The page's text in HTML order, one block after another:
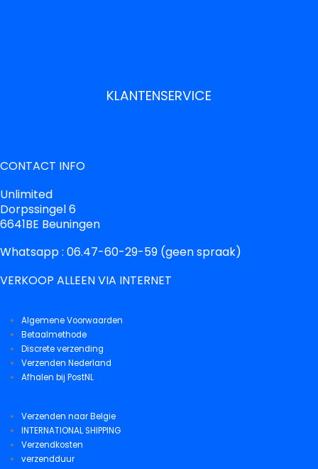
KLANTENSERVICE
CONTACT INFO
Unlimited
Dorpssingel 6
6641BE Beuningen
Whatsapp : 06.47-60-29-59 (geen spraak)
VERKOOP ALLEEN VIA INTERNET
Algemene Voorwaarden
Betaalmethode
Discrete verzending
Verzenden Nederland
Afhalen bij PostNL
Verzenden naar Belgie
INTERNATIONAL SHIPPING
Verzendkosten
verzendduur